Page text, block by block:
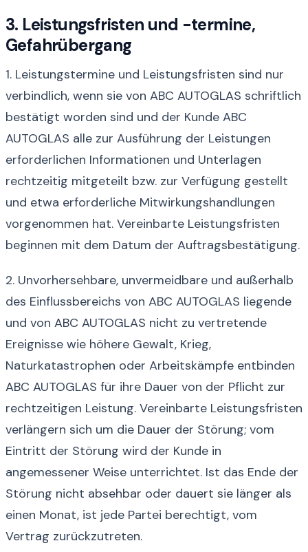
3. Leistungsfristen und -termine,
Gefahrübergang
1. Leistungstermine und Leistungsfristen sind nur
verbindlich, wenn sie von ABC AUTOGLAS schriftlich
bestätigt worden sind und der Kunde ABC
AUTOGLAS alle zur Ausführung der Leistungen
erforderlichen Informationen und Unterlagen
rechtzeitig mitgeteilt bzw. zur Verfügung gestellt
und etwa erforderliche Mitwirkungshandlungen
vorgenommen hat. Vereinbarte Leistungsfristen
beginnen mit dem Datum der Auftragsbestätigung.
2. Unvorhersehbare, unvermeidbare und außerhalb
des Einflussbereichs von ABC AUTOGLAS liegende
und von ABC AUTOGLAS nicht zu vertretende
Ereignisse wie höhere Gewalt, Krieg,
Naturkatastrophen oder Arbeitskämpfe entbinden
ABC AUTOGLAS für ihre Dauer von der Pflicht zur
rechtzeitigen Leistung. Vereinbarte Leistungsfristen
verlängern sich um die Dauer der Störung; vom
Eintritt der Störung wird der Kunde in
angemessener Weise unterrichtet. Ist das Ende der
Störung nicht absehbar oder dauert sie länger als
einen Monat, ist jede Partei berechtigt, vom
Vertrag zurückzutreten.